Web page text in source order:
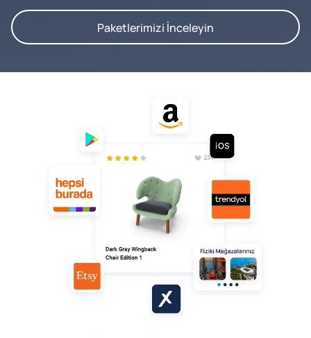
Paketlerimizi İnceleyin